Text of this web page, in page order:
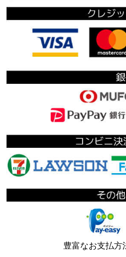
豊富なお支払方